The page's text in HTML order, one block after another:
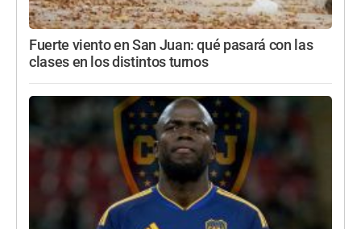
Fuerte viento en San Juan: qué pasará con las
clases en los distintos turnos